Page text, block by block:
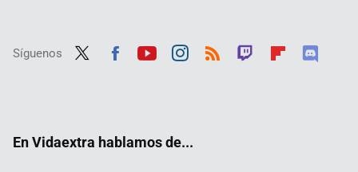
Síguenos
En Vidaextra hablamos de...